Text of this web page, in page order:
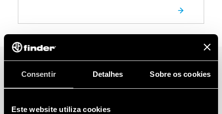
Consentir Detalhes Sobre os cookies
Este website utiliza cookies